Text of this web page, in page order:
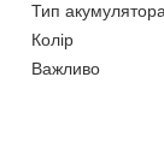
Тип акумулятора
Колір
Важливо